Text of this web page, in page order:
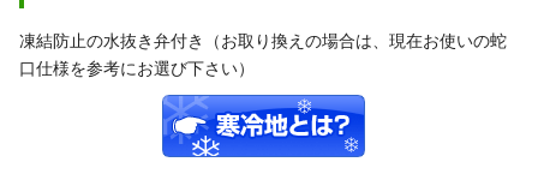
凍結防止の水抜き弁付き（お取り換えの場合は、現在お使いの蛇
口仕様を参考にお選び下さい）